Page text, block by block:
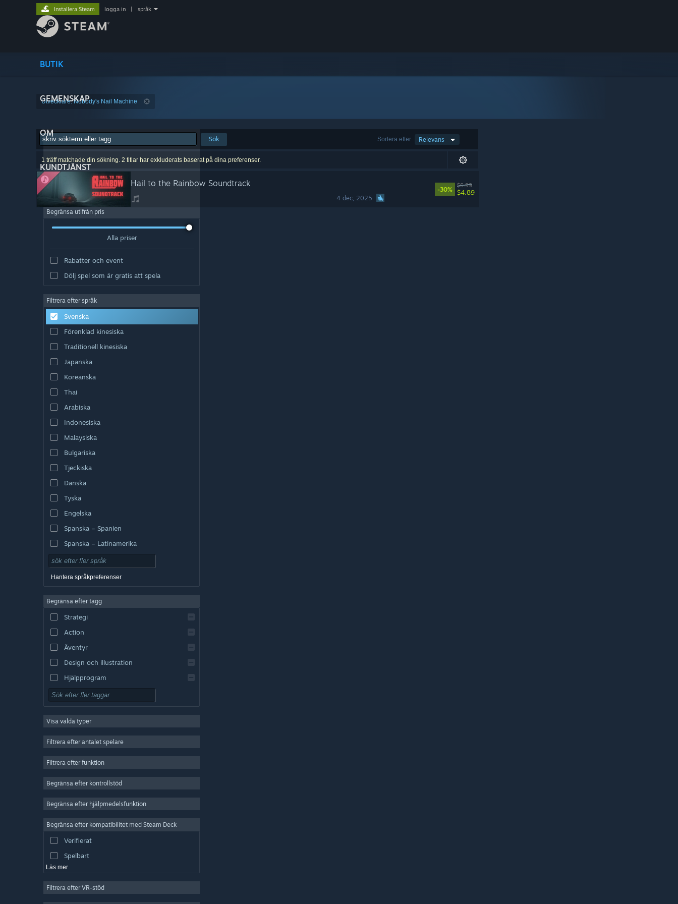
BUTIK
GEMENSKAP
OM
KUNDTJÄNST
Installera Steam logga in språk
Utvecklare: Nobody's Nail Machine
Sortera efter Relevans
Sök
1 träff matchade din sökning. 2 titlar har exkluderats baserat på dina preferenser.
Hail to the Rainbow Soundtrack
4 dec, 2025
-30%
$6.99
$4.89
Begränsa utifrån pris
Alla priser
Rabatter och event
Dölj spel som är gratis att spela
Filtrera efter språk
Svenska
Förenklad kinesiska
Traditionell kinesiska
Japanska
Koreanska
Thai
Arabiska
Indonesiska
Malaysiska
Bulgariska
Tjeckiska
Danska
Tyska
Engelska
Spanska – Spanien
Spanska – Latinamerika
Hantera språkpreferenser
Begränsa efter tagg
Strategi
Action
Äventyr
Design och illustration
Hjälpprogram
Gratis att spela
MMO
Indie
Simulering
Videoproduktion
Bildredigering
Visa valda typer
Filtrera efter antalet spelare
Filtrera efter funktion
Begränsa efter kontrollstöd
Begränsa efter hjälpmedelsfunktion
Begränsa efter kompatibilitet med Steam Deck
Verifierat
Spelbart
Läs mer
Filtrera efter VR-stöd